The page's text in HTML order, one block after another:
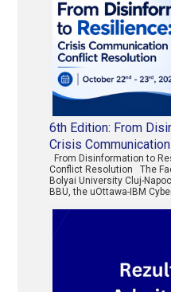
6th Edition: From
Crisis
From Disinformation to
Conflict Resolution The
Bolyai University Cluj-
BBU, the uOttawa-IBM